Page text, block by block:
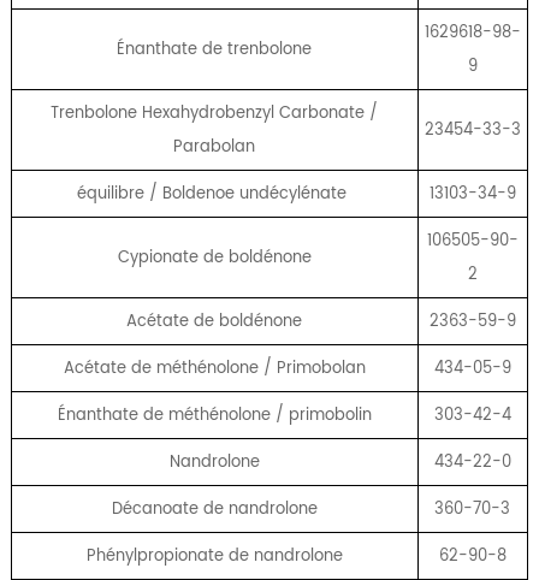
Énanthate de trenbolone
1629618-98-
9
Trenbolone Hexahydrobenzyl Carbonate /
Parabolan
23454-33-3
équilibre / Boldenoe undécylénate 13103-34-9
Cypionate de boldénone
106505-90-
2
Acétate de boldénone
2363-59-9
Acétate de méthénolone / Primobolan
434-05-9
Énanthate de méthénolone / primobolin
303-42-4
Nandrolone
434-22-0
Décanoate de nandrolone
360-70-3
Phénylpropionate de nandrolone
62-90-8